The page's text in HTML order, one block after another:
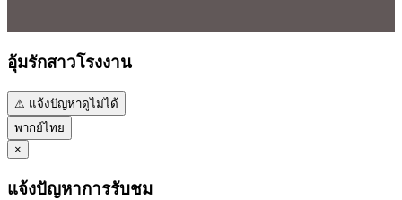
อุ้มรักสาวโรงงาน
⚠ แจ้งปัญหาดูไม่ได้
พากย์ไทย
×
แจ้งปัญหาการรับชม